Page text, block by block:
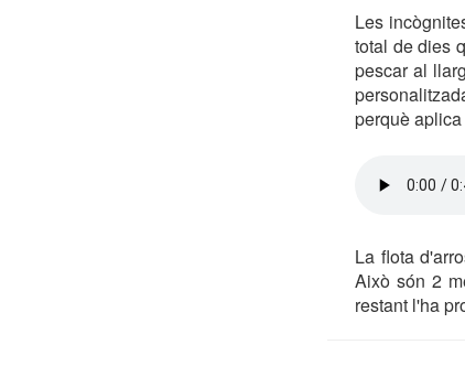
Les
total de dies
pescar al
perquè
La flota
Això són 2
restant l'ha